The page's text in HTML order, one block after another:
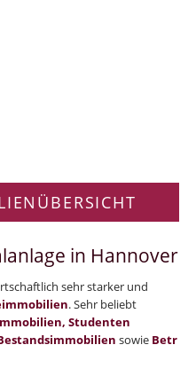
in Hannover
sehr starker und
. Sehr beliebt
Studenten
sowie Betr